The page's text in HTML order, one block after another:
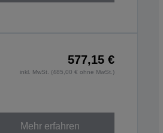
577,15 €
inkl. MwSt. (485,00 € ohne MwSt.)
Mehr erfahren